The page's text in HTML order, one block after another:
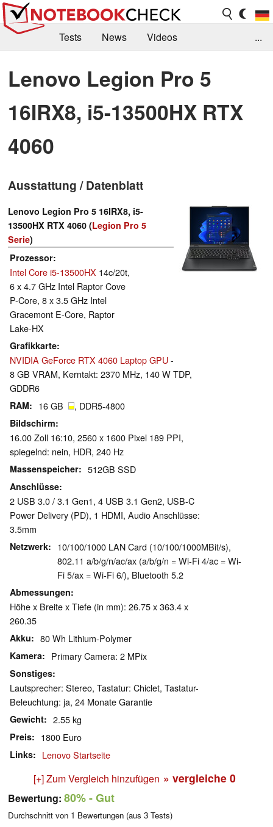
Tests News
Videos
Kaufberatung
Deals Suche
Jobs
Forum
...
Lenovo Legion Pro 5
16IRX8, i5-13500HX RTX
4060
Ausstattung / Datenblatt
Lenovo Legion Pro 5 16IRX8, i5-
13500HX RTX 4060 (Legion Pro 5
Serie)
Prozessor
Intel Core i5-13500HX 14c/20t,
6 x 4.7 GHz Intel Raptor Cove
P-Core, 8 x 3.5 GHz Intel
Gracemont E-Core, Raptor
Lake-HX
Grafikkarte
NVIDIA GeForce RTX 4060 Laptop GPU-
8 GB VRAM, Kerntakt: 2370 MHz, 140 W TDP,
GDDR6
RAM 16 GB , DDR5-4800
Bildschirm
16.00 Zoll 16:10, 2560 x 1600 Pixel 189 PPI,
spiegelnd: nein, HDR, 240 Hz
Massenspeicher 512GB SSD
Anschlüsse
2 USB 3.0 / 3.1 Gen1, 4 USB 3.1 Gen2, USB-C
Power Delivery (PD), 1 HDMI, Audio Anschlüsse:
3.5mm
Netzwerk
10/100/1000 LAN Card (10/100/1000MBit/s),
802.11 a/b/g/n/ac/ax (a/b/g/n = Wi-Fi 4/ac = Wi-
Fi 5/ax = Wi-Fi 6/), Bluetooth 5.2
Abmessungen
Höhe x Breite x Tiefe (in mm): 26.75 x 363.4 x
260.35
Akku 80 Wh Lithium-Polymer
Kamera Primary Camera: 2 MPix
Sonstiges
Lautsprecher: Stereo, Tastatur: Chiclet, Tastatur-
Beleuchtung: ja, 24 Monate Garantie
Gewicht 2.55 kg
Preis 1800 Euro
Links Lenovo Startseite
[+] Zum Vergleich hinzufügen » vergleiche 0
Bewertung: 80%- Gut
Durchschnitt von 1 Bewertungen (aus 3 Tests)